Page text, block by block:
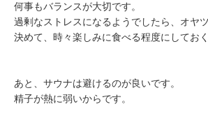
何事もバランスが大切です。
過剰なストレスになるようでしたら、オヤ
決めて、時々楽しみに食べる程度にしてお
あと、サウナは避けるのが良いです。
精子が熱に弱いからです。